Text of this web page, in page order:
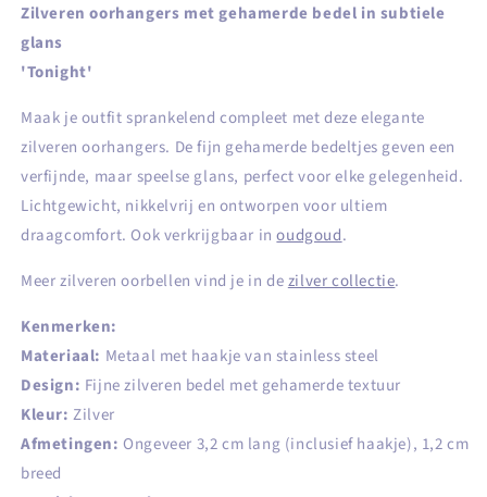
Zilveren oorhangers met gehamerde bedel in subtiele
glans
'Tonight'
Maak je outfit sprankelend compleet met deze elegante
zilveren oorhangers. De fijn gehamerde bedeltjes geven een
verfijnde, maar speelse glans, perfect voor elke gelegenheid.
Lichtgewicht, nikkelvrij en ontworpen voor ultiem
draagcomfort. Ook verkrijgbaar inoudgoud.
Meer zilveren oorbellen vind je in dezilver collectie.
Kenmerken:
Materiaal: Metaal met haakje van stainless steel
Design: Fijne zilveren bedel met gehamerde textuur
Kleur: Zilver
Afmetingen: Ongeveer 3,2 cm lang (inclusief haakje), 1,2 cm
breed